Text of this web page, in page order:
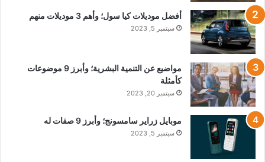
أفضل موديلات كيا سول؛ وأهم 3 موديلات منهم
سبتمبر 5, 2023
مواضيع عن التنمية البشرية؛ وأبرز 9 موضوعات
كأمثلة
سبتمبر 20, 2023
موبايل زراير سامسونج؛ وأبرز 9 صفات له
سبتمبر 5, 2023